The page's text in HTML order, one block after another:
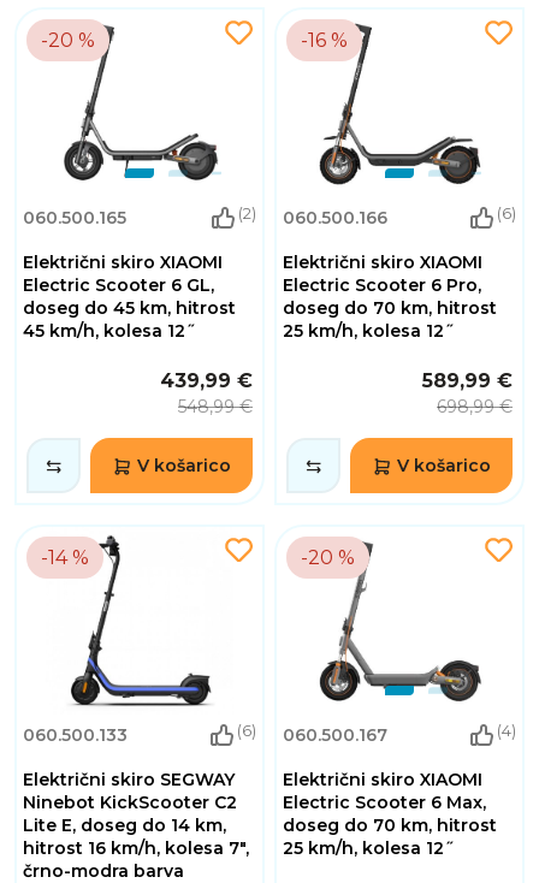
-20 %
060.500.165 (2)
Električni skiro XIAOMI
Electric Scooter 6 GL,
doseg do 45 km, hitrost
45 km/h, kolesa 12˝
439,99 €
548,99 €
V košarico
-16 %
060.500.166 (6)
Električni skiro XIAOMI
Electric Scooter 6 Pro,
doseg do 70 km, hitrost
25 km/h, kolesa 12˝
589,99 €
698,99 €
V košarico
-14 %
060.500.133 (6)
Električni skiro SEGWAY
Ninebot KickScooter C2
Lite E, doseg do 14 km,
hitrost 16 km/h, kolesa 7",
črno-modra barva
-20 %
060.500.167 (4)
Električni skiro XIAOMI
Electric Scooter 6 Max,
doseg do 70 km, hitrost
25 km/h, kolesa 12˝